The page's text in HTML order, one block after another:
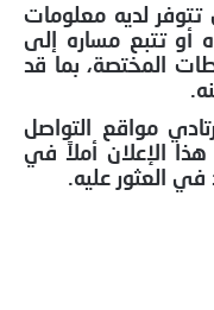
تتوفر لديه معلومات
أو تتبع مساره إلى
المختصة، بما قد
مواقع التواصل
الإعلان أملاً في
العثور عليه.